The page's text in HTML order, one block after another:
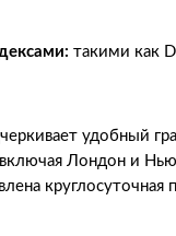
такими как
удобный
Лондон и